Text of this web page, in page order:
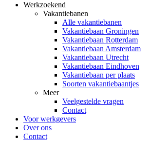
Werkzoekend
Vakantiebanen
Alle vakantiebanen
Vakantiebaan Groningen
Vakantiebaan Rotterdam
Vakantiebaan Amsterdam
Vakantiebaan Utrecht
Vakantiebaan Eindhoven
Vakantiebaan per plaats
Soorten vakantiebaantjes
Meer
Veelgestelde vragen
Contact
Voor werkgevers
Over ons
Contact